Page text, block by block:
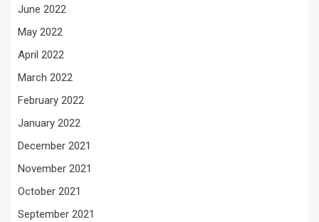
June 2022
May 2022
April 2022
March 2022
February 2022
January 2022
December 2021
November 2021
October 2021
September 2021